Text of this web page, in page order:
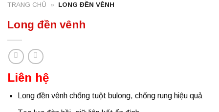
TRANG CHỦ » LONG ĐỀN VÊNH
Long đền vênh
Liên hệ
Long đền vênhchống tuột bulong, chống rung hiệu quả